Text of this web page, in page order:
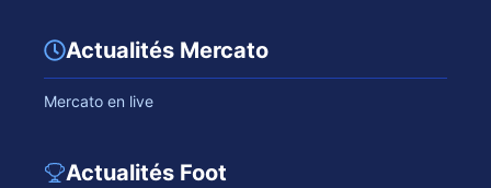
Actualités Mercato
Mercato en live
Actualités Foot